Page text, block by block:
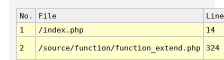
No. File
Line
1
/index.php 14
2 /source/function/function_extend.php 324